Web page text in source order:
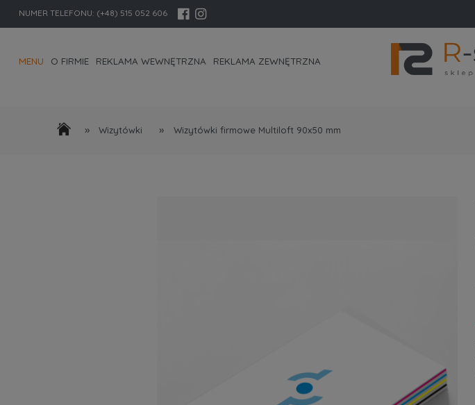
NUMER TELEFONU: (+48) 515 052 606
MENU O FIRMIE REKLAMA WEWNĘTRZNA REKLAMA ZEWNĘTRZNA
» Wizytówki » Wizytówki firmowe Multiloft 90x50 mm